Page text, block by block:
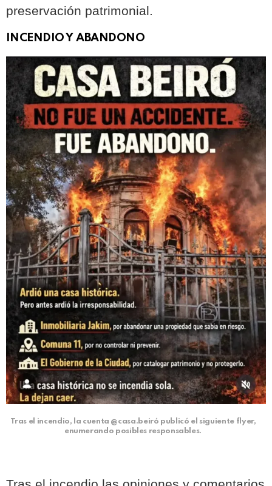
preservación patrimonial.
INCENDIO Y ABANDONO
Tras el incendio, la cuenta @casa.beiró publicó el siguiente flyer,
enumerando posibles responsables.